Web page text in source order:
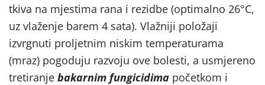
tkiva na mjestima rana i rezidbe (optimalno 26°C,
uz vlaženje barem 4 sata). Vlažniji položaji
izvrgnuti proljetnim niskim temperaturama
(mraz) pogoduju razvoju ove bolesti, a usmjereno
tretiranje bakarnim fungicidima početkom i